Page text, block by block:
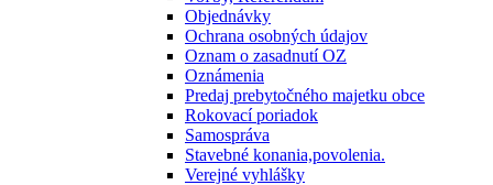
Objednávky
Ochrana osobných údajov
Oznam o zasadnutí OZ
Oznámenia
Predaj prebytočného majetku obce
Rokovací poriadok
Samospráva
Stavebné konania,povolenia.
Verejné vyhlášky